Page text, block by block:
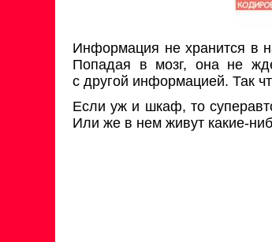
Информация не хранится в
Попадая в мозг, она не
с другой информацией. Так
Если уж и шкаф, то
Или же в нем живут какие-